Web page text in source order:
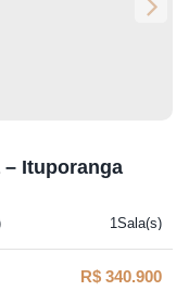
– Ituporanga
R$ 340.900
1 Sala(s)